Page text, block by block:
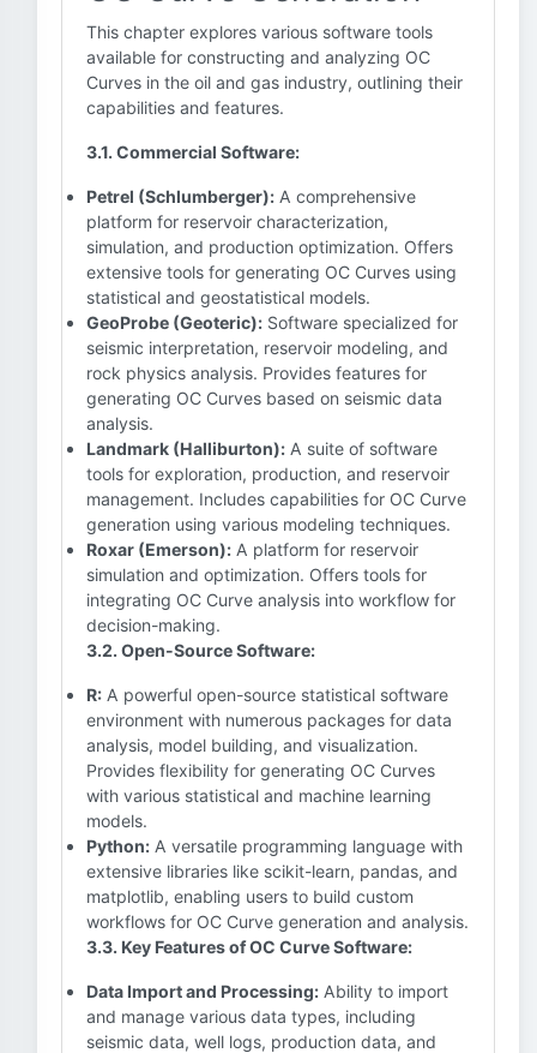
This chapter explores various software tools
available for constructing and analyzing OC
Curves in the oil and gas industry, outlining their
capabilities and features.
3.1. Commercial Software:
Petrel (Schlumberger): A comprehensive
platform for reservoir characterization,
simulation, and production optimization. Offers
extensive tools for generating OC Curves using
statistical and geostatistical models.
GeoProbe (Geoteric): Software specialized for
seismic interpretation, reservoir modeling, and
rock physics analysis. Provides features for
generating OC Curves based on seismic data
analysis.
Landmark (Halliburton): A suite of software
tools for exploration, production, and reservoir
management. Includes capabilities for OC Curve
generation using various modeling techniques.
Roxar (Emerson): A platform for reservoir
simulation and optimization. Offers tools for
integrating OC Curve analysis into workflow for
decision-making.
3.2. Open-Source Software:
R: A powerful open-source statistical software
environment with numerous packages for data
analysis, model building, and visualization.
Provides flexibility for generating OC Curves
with various statistical and machine learning
models.
Python: A versatile programming language with
extensive libraries like scikit-learn, pandas, and
matplotlib, enabling users to build custom
workflows for OC Curve generation and analysis.
3.3. Key Features of OC Curve Software:
Data Import and Processing: Ability to import
and manage various data types, including
seismic data, well logs, production data, and